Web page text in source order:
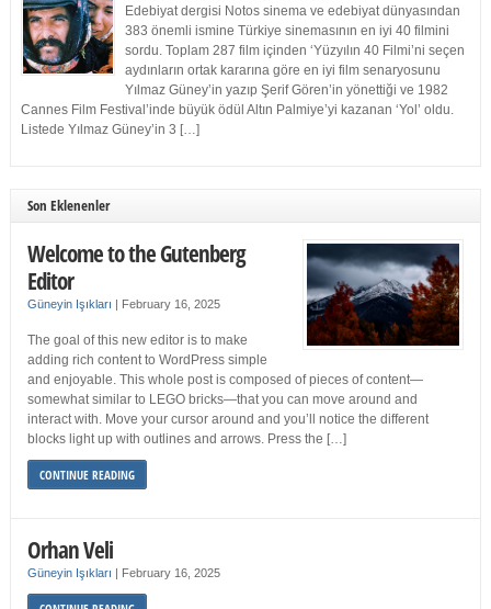
Edebiyat dergisi Notos sinema ve edebiyat dünyasından
383 önemli ismine Türkiye sinemasının en iyi 40 filmini
sordu. Toplam 287 film içinden ‘Yüzyılın 40 Filmi’ni seçen
aydınların ortak kararına göre en iyi film senaryosunu
Yılmaz Güney’in yazıp Şerif Gören’in yönettiği ve 1982
Cannes Film Festival’inde büyük ödül Altın Palmiye’yi kazanan ‘Yol’ oldu.
Listede Yılmaz Güney’in 3 […]
Son Eklenenler
Welcome to the Gutenberg
Editor
Güneyin Işıkları | February 16, 2025
The goal of this new editor is to make
adding rich content to WordPress simple
and enjoyable. This whole post is composed of pieces of content—
somewhat similar to LEGO bricks—that you can move around and
interact with. Move your cursor around and you’ll notice the different
blocks light up with outlines and arrows. Press the […]
CONTINUE READING
Orhan Veli
Güneyin Işıkları | February 16, 2025